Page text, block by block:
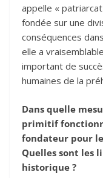
appelle «
fondée sur une
conséquences
elle a
important de
humaines de la
Dans quelle
primitif
fondateur pour
Quelles sont les
historique ?